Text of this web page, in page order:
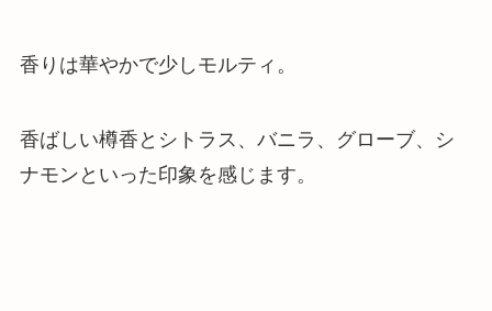
香りは華やかで少しモルティ。
香ばしい樽香とシトラス、バニラ、グローブ、シ
ナモンといった印象 を感じます。